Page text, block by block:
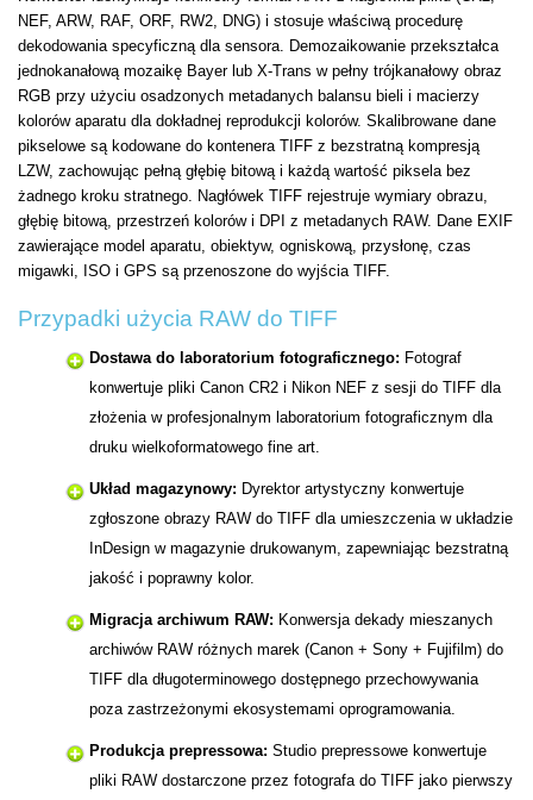
NEF, ARW, RAF, ORF, RW2, DNG) i stosuje właściwą procedurę
dekodowania specyficzną dla sensora. Demozaikowanie przekształca
jednokanałową mozaikę Bayer lub X-Trans w pełny trójkanałowy obraz
RGB przy użyciu osadzonych metadanych balansu bieli i macierzy
kolorów aparatu dla dokładnej reprodukcji kolorów. Skalibrowane dane
pikselowe są kodowane do kontenera TIFF z bezstratną kompresją
LZW, zachowując pełną głębię bitową i każdą wartość piksela bez
żadnego kroku stratnego. Nagłówek TIFF rejestruje wymiary obrazu,
głębię bitową, przestrzeń kolorów i DPI z metadanych RAW. Dane EXIF
zawierające model aparatu, obiektyw, ogniskową, przysłonę, czas
migawki, ISO i GPS są przenoszone do wyjścia TIFF.
Przypadki użycia RAW do TIFF
Dostawa do laboratorium fotograficznego: Fotograf
konwertuje pliki Canon CR2 i Nikon NEF z sesji do TIFF dla
złożenia w profesjonalnym laboratorium fotograficznym dla
druku wielkoformatowego fine art.
Układ magazynowy: Dyrektor artystyczny konwertuje
zgłoszone obrazy RAW do TIFF dla umieszczenia w układzie
InDesign w magazynie drukowanym, zapewniając bezstratną
jakość i poprawny kolor.
Migracja archiwum RAW: Konwersja dekady mieszanych
archiwów RAW różnych marek (Canon + Sony + Fujifilm) do
TIFF dla długoterminowego dostępnego przechowywania
poza zastrzeżonymi ekosystemami oprogramowania.
Produkcja prepressowa: Studio prepressowe konwertuje
pliki RAW dostarczone przez fotografa do TIFF jako pierwszy